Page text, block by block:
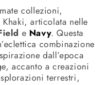
collezioni,
articolata nelle
e Navy. Questa
combinazione
dall’epoca
accanto a creazioni
terrestri,